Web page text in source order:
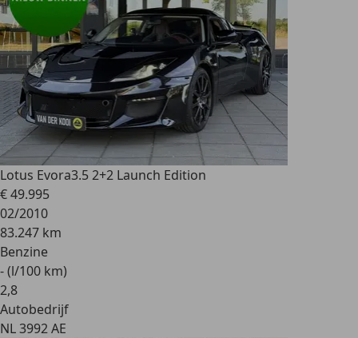
Lotus Evora3.5 2+2 Launch Edition
€ 49.995
02/2010
83.247 km
Benzine
- (l/100 km)
2,8
Autobedrijf
NL 3992 AE